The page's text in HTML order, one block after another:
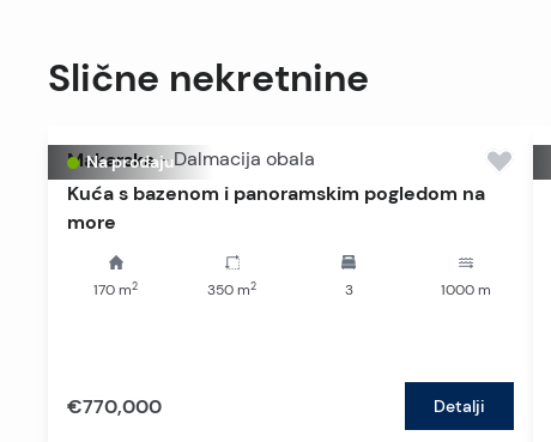
Slične nekretnine
Na prodaju
Makarska - Dalmacija obala
Kuća s bazenom i panoramskim pogledom na
more
170 m2 350 m2 3 1000m
€770,000 Detalji